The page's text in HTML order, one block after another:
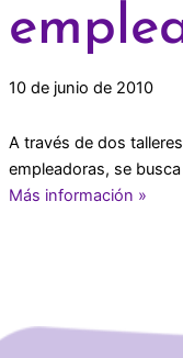
10 de junio de 2010
A través de dos
empleadoras, se
Más información »